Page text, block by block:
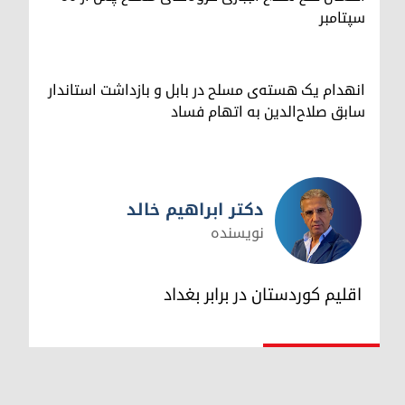
سپتامبر
انهدام یک هسته‌ی مسلح در بابل و بازداشت استاندار
سابق صلاح‌الدین به اتهام فساد
دکتر ابراهیم خالد
دکتر ابراهیم خالد
نویسنده
اقلیم کوردستان در برابر بغداد